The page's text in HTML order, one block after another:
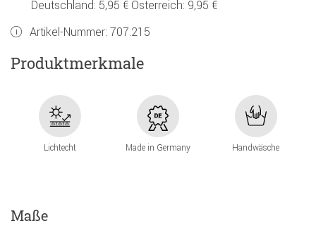
Deutschland: 5,95 € Österreich: 9,95 €
Artikel-Nummer: 707.215
Produktmerkmale
Lichtecht Made in Germany Handwäsche
Maße